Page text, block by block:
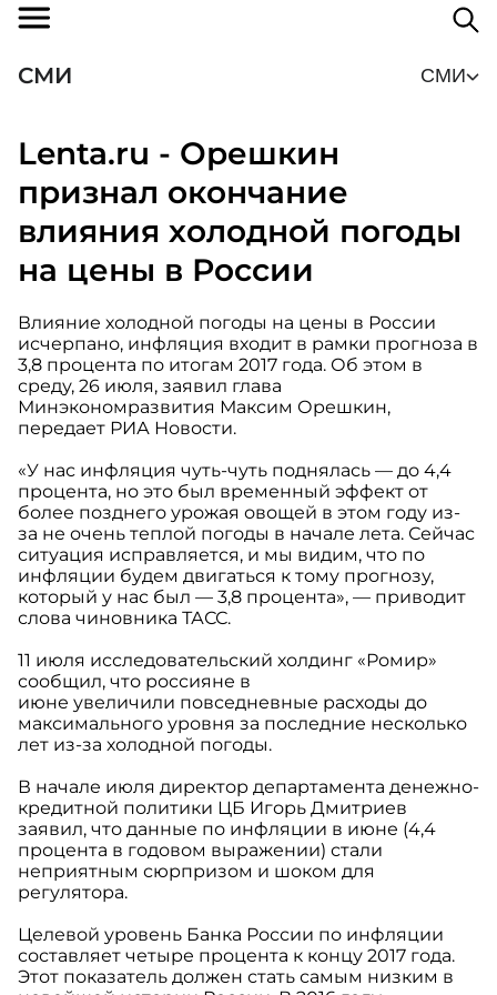
СМИ СМИ
Lenta.ru - Орешкин
признал окончание
влияния холодной погоды
на цены в России
Влияние холодной погоды на цены в России
исчерпано, инфляция входит в рамки прогноза в
3,8 процента по итогам 2017 года. Об этом в
среду, 26 июля, заявил глава
Минэкономразвития Максим Орешкин,
передает РИА Новости.
«У нас инфляция чуть-чуть поднялась — до 4,4
процента, но это был временный эффект от
более позднего урожая овощей в этом году из-
за не очень теплой погоды в начале лета. Сейчас
ситуация исправляется, и мы видим, что по
инфляции будем двигаться к тому прогнозу,
который у нас был — 3,8 процента», — приводит
слова чиновника ТАСС.
11 июля исследовательский холдинг «Ромир»
сообщил, что россияне в
июне увеличили повседневные расходы до
максимального уровня за последние несколько
лет из-за холодной погоды.
В начале июля директор департамента денежно-
кредитной политики ЦБ Игорь Дмитриев
заявил, что данные по инфляции в июне (4,4
процента в годовом выражении) стали
неприятным сюрпризом и шоком для
регулятора.
Целевой уровень Банка России по инфляции
составляет четыре процента к концу 2017 года.
Этот показатель должен стать самым низким в